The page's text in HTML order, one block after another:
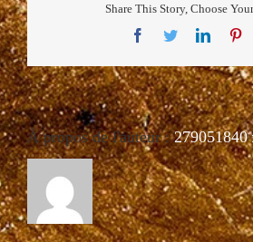
Share This Story, Choose
Facebook
Twitter
À propos de l'auteur :279051840